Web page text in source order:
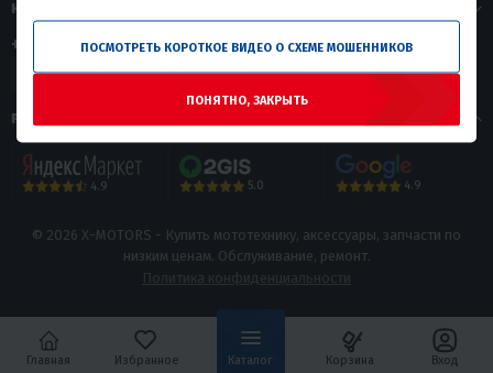
КОНТАКТЫ
+7 (843) 599-58-76
РЕЙТИНГ МАГАЗИНА
4.9 5.0 4.9
© 2026 X-MOTORS - Купить мототехнику, аксессуары, запчасти по
низким ценам. Обслуживание, ремонт.
Главная Вход
Избранное Каталог Корзина
ПОСМОТРЕТЬ КОРОТКОЕ ВИДЕО О СХЕМЕ МОШЕННИКОВ
ПОНЯТНО, ЗАКРЫТЬ